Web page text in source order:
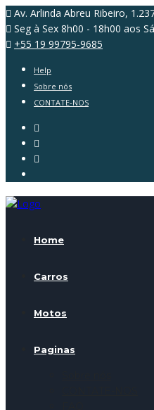
Av. Arlinda Abreu Ribeiro,
Seg à Sex 8h00 - 18h00 aos
+55 19 99795-9685
Help
Sobre nós
CONTATE-NOS
Home
Carros
Motos
Paginas